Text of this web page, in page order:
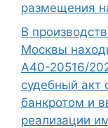
размещения
В
Москвы
А40-20516/
судебный акт
банкротом и
реализации